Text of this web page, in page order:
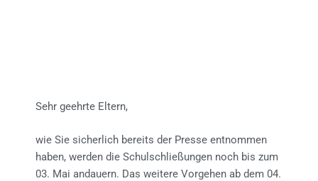
Sehr geehrte Eltern,
wie Sie sicherlich bereits der Presse entnommen
haben, werden die Schulschließungen noch bis zum
03. Mai andauern. Das weitere Vorgehen ab dem 04.